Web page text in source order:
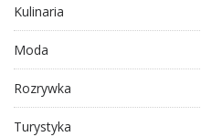
Kulinaria
Moda
Rozrywka
Turystyka